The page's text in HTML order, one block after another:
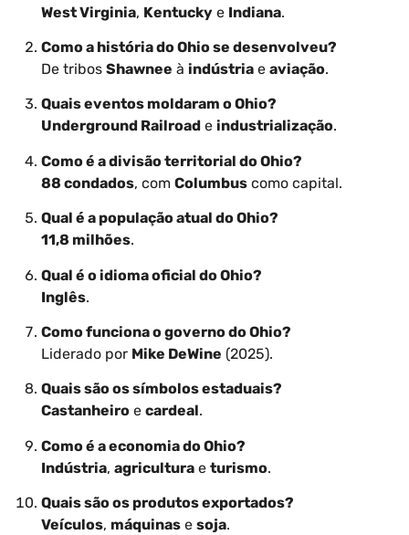
West Virginia, Kentucky e Indiana.
Como a história do Ohio se desenvolveu?
De tribos Shawnee à indústria e aviação.
Quais eventos moldaram o Ohio?
Underground Railroad e industrialização.
Como é a divisão territorial do Ohio?
88 condados, com Columbus como capital.
Qual é a população atual do Ohio?
11,8 milhões.
Qual é o idioma oficial do Ohio?
Inglês.
Como funciona o governo do Ohio?
Liderado por Mike DeWine (2025).
Quais são os símbolos estaduais?
Castanheiro e cardeal.
Como é a economia do Ohio?
Indústria, agricultura e turismo.
Quais são os produtos exportados?
Veículos, máquinas e soja.